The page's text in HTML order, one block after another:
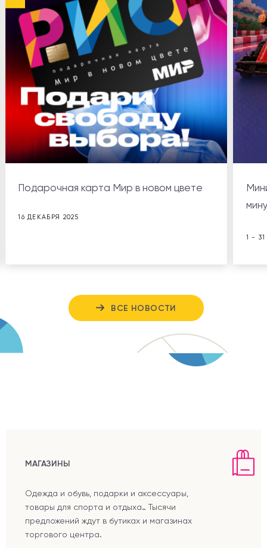
Подарочная карта Мир в новом цвете
16 ДЕКАБРЯ 2025
1 -
ВСЕ НОВОСТИ
МАГАЗИНЫ
Одежда и обувь, подарки и аксессуары,
товары для спорта и отдыха… Тысячи
предложений ждут в бутиках и магазинах
торгового центра.